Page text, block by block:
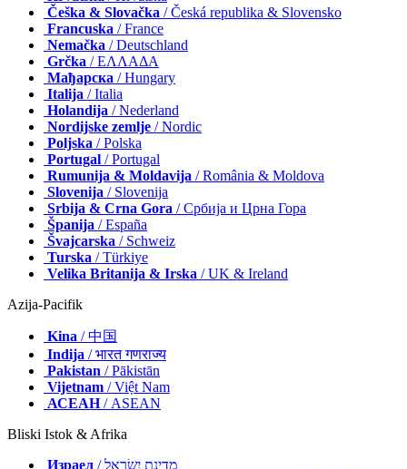
Češka & Slovačka / Česká republika & Slovensko
Francuska / France
Nemačka / Deutschland
Grčka / ΕΛΛΑΔΑ
Мађарска / Hungary
Italija / Italia
Holandija / Nederland
Nordijske zemlje / Nordic
Poljska / Polska
Portugal / Portugal
Rumunija & Moldavija / România & Moldova
Slovenija / Slovenija
Srbija & Crna Gora / Србија и Црна Гора
Španija / España
Švajcarska / Schweiz
Turska / Türkiye
Velika Britanija & Irska / UK & Ireland
Azija-Pacifik
Kina / 中国
Indija / भारत गणराज्य
Pakistan / Pākistān
Vijetnam / Việt Nam
АСЕАН/ ASEAN
Bliski Istok & Afrika
Израел
/ מְדִינַת יִשְׂרָאֵל